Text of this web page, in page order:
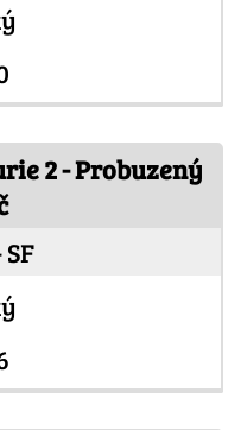
2 - Probuzený